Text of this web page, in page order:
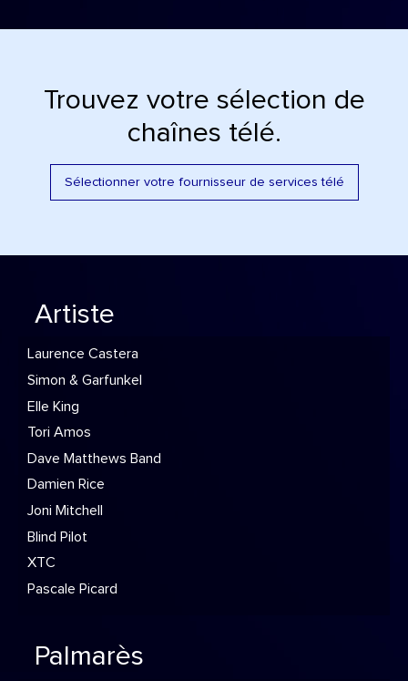
Trouvez votre sélection de
chaînes télé.
Sélectionner votre fournisseur de services télé
Artiste
Laurence Castera
Simon & Garfunkel
Elle King
Tori Amos
Dave Matthews Band
Damien Rice
Joni Mitchell
Blind Pilot
XTC
Pascale Picard
Palmarès